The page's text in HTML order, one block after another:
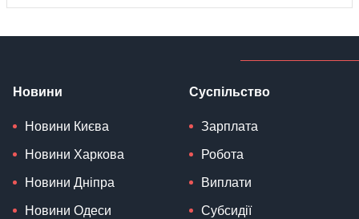
Новини
Новини Києва
Новини Харкова
Новини Дніпра
Новини Одеси
Суспільство
Зарплата
Робота
Виплати
Субсидії